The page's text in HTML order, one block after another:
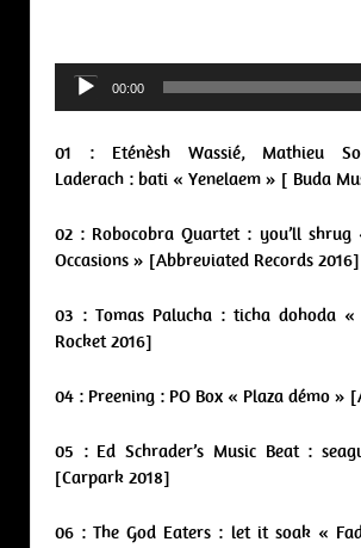
Audio
Player
00:00
01 : Eténèsh Wassié, Mathieu
Laderach : bati « Yenelaem » [ Buda
02 : Robocobra Quartet : you’ll
Occasions » [Abbreviated Records 2016]
03 : Tomas Palucha : ticha dohoda
Rocket 2016]
04 : Preening : PO Box « Plaza démo »
05 : Ed Schrader’s Music Beat :
[Carpark 2018]
06 : The God Eaters : let it soak «